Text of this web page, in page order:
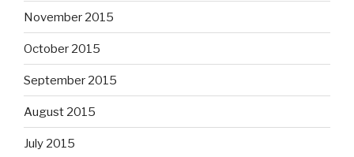
November 2015
October 2015
September 2015
August 2015
July 2015